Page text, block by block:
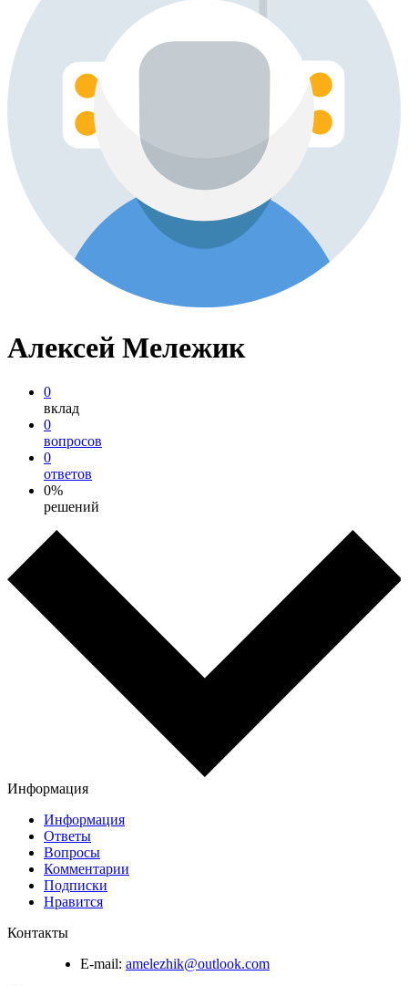
Алексей Мележик
0
вклад
0
вопросов
0
ответов
0%
решений
Информация
Информация
Ответы
Вопросы
Комментарии
Подписки
Нравится
Контакты
E-mail: amelezhik@outlook.com